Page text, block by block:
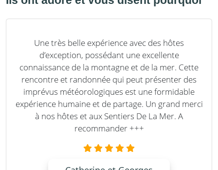
Une très belle expérience avec des hôtes
d’exception, possédant une excellente
connaissance de la montagne et de la mer. Cette
rencontre et randonnée qui peut présenter des
imprévus météorologiques est une formidable
expérience humaine et de partage. Un grand merci
à nos hôtes et aux Sentiers De La Mer. A
recommander +++